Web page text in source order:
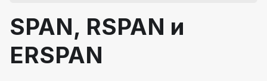
SPAN, RSPAN и
ERSPAN